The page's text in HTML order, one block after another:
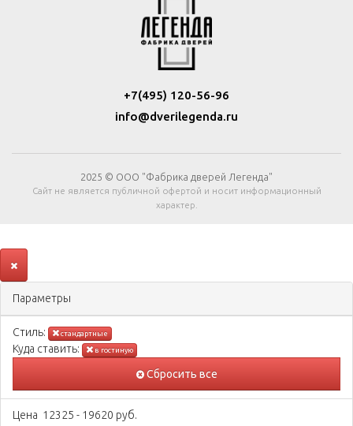
+7(495) 120-56-96
info@dverilegenda.ru
2025 © ООО "Фабрика дверей Легенда"
Сайт не является публичной офертой и носит информационный
характер.
Параметры
Стиль: стандартные
Куда ставить: в гостиную
Сбросить все
Цена 12325 - 19620 руб.